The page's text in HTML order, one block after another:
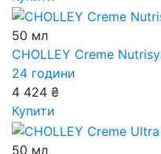
50 мл
CHOLLEY Creme
24 години
4 424 ₴
Купити
50 мл